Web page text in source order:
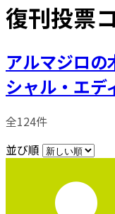
復刊投票
アルマジロの
シャル・エデ
全124件
並び順